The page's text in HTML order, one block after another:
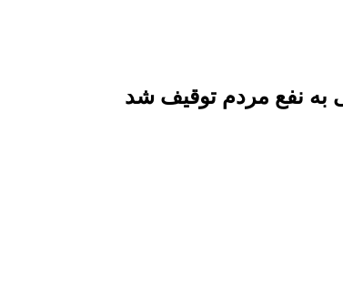
به نفع مردم توقیف شد